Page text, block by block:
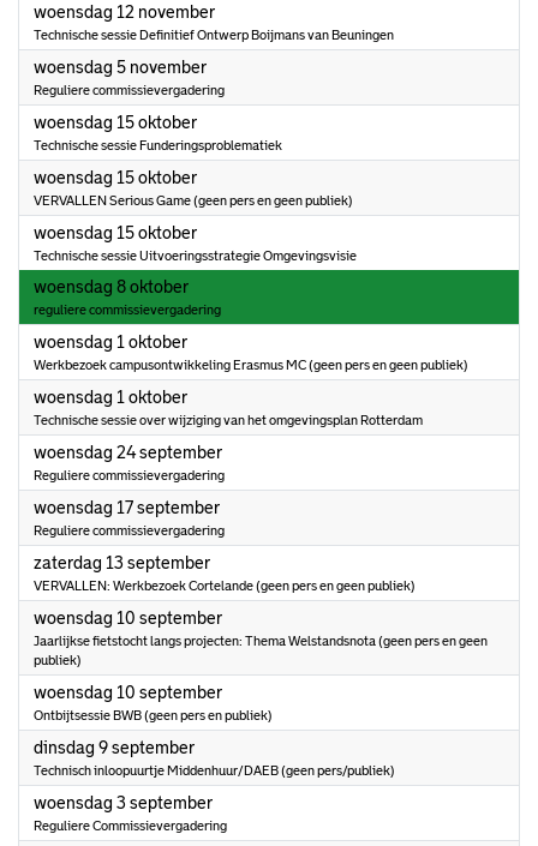
woensdag 12 november2025
Technische sessie Definitief Ontwerp Boijmans van Beuningen
woensdag 5 november2025
Reguliere commissievergadering
woensdag 15 oktober2025
Technische sessie Funderingsproblematiek
woensdag 15 oktober2025
VERVALLEN Serious Game (geen pers en geen publiek)
woensdag 15 oktober2025
Technische sessie Uitvoeringsstrategie Omgevingsvisie
woensdag 8 oktober2025
reguliere commissievergadering
woensdag 1 oktober2025
Werkbezoek campusontwikkeling Erasmus MC (geen pers en geen publiek)
woensdag 1 oktober2025
Technische sessie over wijziging van het omgevingsplan Rotterdam
woensdag 24 september2025
Reguliere commissievergadering
woensdag 17 september2025
Reguliere commissievergadering
zaterdag 13 september2025
VERVALLEN: Werkbezoek Cortelande (geen pers en geen publiek)
woensdag 10 september2025
Jaarlijkse fietstocht langs projecten: Thema Welstandsnota (geen pers en geen
publiek)
woensdag 10 september2025
Ontbijtsessie BWB (geen pers en publiek)
dinsdag 9 september2025
Technisch inloopuurtje Middenhuur/DAEB (geen pers/publiek)
woensdag 3 september2025
Reguliere Commissievergadering